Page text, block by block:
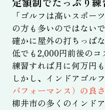
「ゴルフは高いスポー
の方も多いのではないで
確かに屋外の打ちっぱ
低でも2,000円前後の
練習すれば月に何万円
しかし、インドアゴル
パフォーマンス）の良さ
柳井市の多くのインド